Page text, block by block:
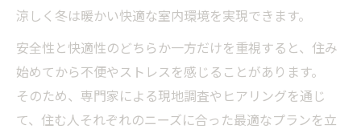
涼しく冬は暖かい快適な室内環境を実現できます。
安全性と快適性のどちらか一方だけを重視すると、住み
始めてから不便やストレスを感じることがあります。
そのため、専門家による現地調査やヒアリングを通じ
て、住む人それぞれのニーズに合った最適なプランを立